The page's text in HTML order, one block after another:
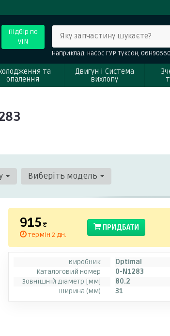
Підбір по
VIN
Яку запчастину шукаєте?
Наприклад: насос ГУР Туксон,
та
опалення
Двигун і Система
вихлопу
Виберіть модель
915 ₴
термін 2 дн.
ПРИДБАТИ
Виробник
Optimal
Каталоговий номер
0-N1283
Зовнішній діаметр [мм]
80.2
Ширина (мм)
31